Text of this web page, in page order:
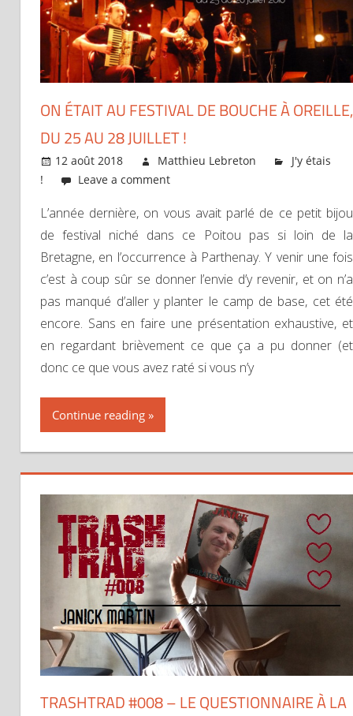
ON ÉTAIT AU FESTIVAL DE BOUCHE À OREILLE,
DU 25 AU 28 JUILLET !
12 août 2018 Matthieu Lebreton
J'y étais
!
Leave a comment
L’année dernière, on vous avait parlé de ce petit bijou
de festival niché dans ce Poitou pas si loin de la
Bretagne, en l’occurrence à Parthenay. Y venir une fois
c’est à coup sûr se donner l’envie d’y revenir, et on n’a
pas manqué d’aller y planter le camp de base, cet été
encore. Sans en faire une présentation exhaustive, et
en regardant brièvement ce que ça a pu donner (et
donc ce que vous avez raté si vous n’y
Continue reading
TRASHTRAD #008 – LE QUESTIONNAIRE À LA